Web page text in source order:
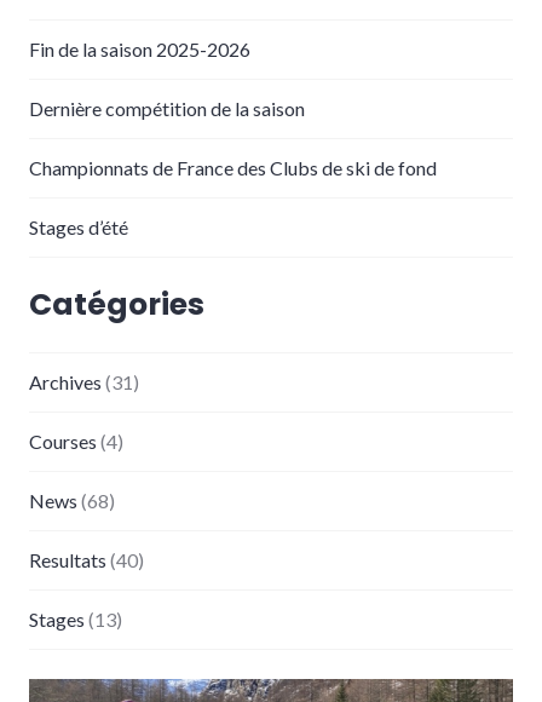
Fin de la saison 2025-2026
Dernière compétition de la saison
Championnats de France des Clubs de ski de fond
Stages d’été
Catégories
Archives (31)
Courses (4)
News (68)
Resultats (40)
Stages (13)